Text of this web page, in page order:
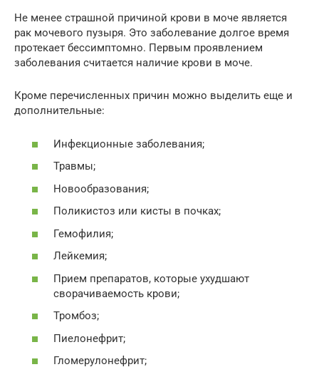
Не менее страшной причиной крови в моче является
рак мочевого пузыря. Это заболевание долгое время
протекает бессимптомно. Первым проявлением
заболевания считается наличие крови в моче.
Кроме перечисленных причин можно выделить еще и
дополнительные:
Инфекционные заболевания;
Травмы;
Новообразования;
Поликистоз или кисты в почках;
Гемофилия;
Лейкемия;
Прием препаратов, которые ухудшают
сворачиваемость крови;
Тромбоз;
Пиелонефрит;
Гломерулонефрит;